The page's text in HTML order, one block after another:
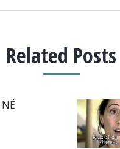
Related Posts